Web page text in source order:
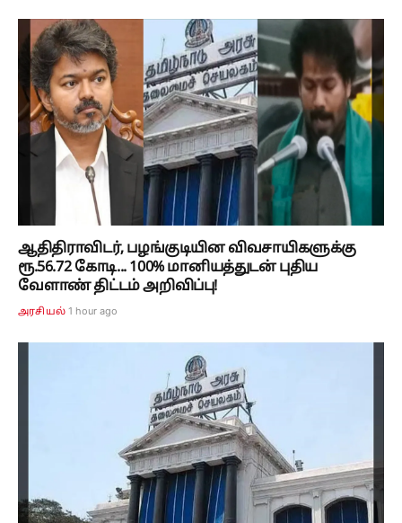
ஆதிதிராவிடர், பழங்குடியின விவசாயிகளுக்கு
ரூ.56.72 கோடி... 100% மானியத்துடன் புதிய
வேளாண் திட்டம் அறிவிப்பு!
அரசியல் 1 hour ago